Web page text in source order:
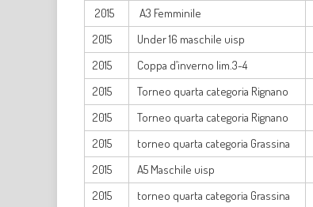
2015 A3 Femminile
2015
Under 16 maschile uisp
2015
Coppa d’inverno lim.3-4
2015
Torneo quarta categoria Rignano
2015
Torneo quarta categoria Rignano
2015
torneo quarta categoria Grassina
2015
A5 Maschile uisp
2015
torneo quarta categoria Grassina